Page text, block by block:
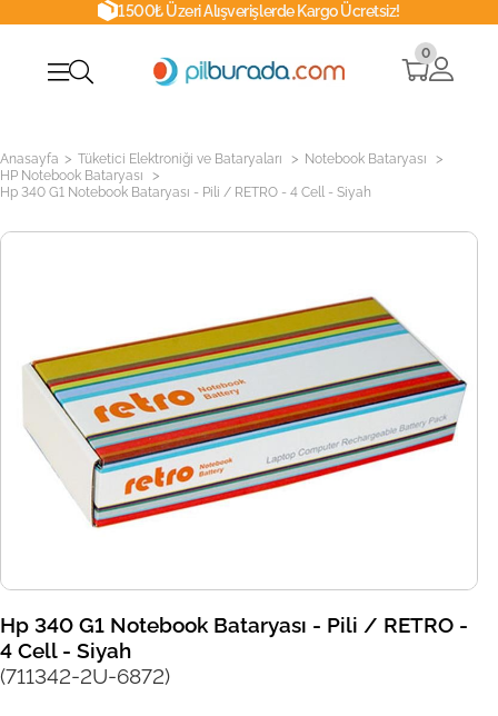
1500₺ Üzeri Alışverişlerde Kargo Ücretsiz!
0
Anasayfa > Tüketici Elektroniği ve Bataryaları > Notebook Bataryası >
HP Notebook Bataryası >
Hp 340 G1 Notebook Bataryası - Pili / RETRO - 4 Cell - Siyah
Hp 340 G1 Notebook Bataryası - Pili / RETRO -
4 Cell - Siyah
(711342-2U-6872)